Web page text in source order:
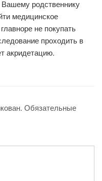
родственнику
медицинское
не покупать
проходить в
акридетацию.
Обязательные